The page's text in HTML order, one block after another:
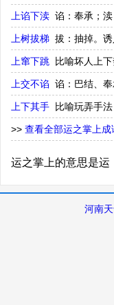
上谄下渎 谄：奉承；
上树拔梯 拔：抽掉。
上窜下跳 比喻坏人上下
上交不谄 谄：巴结、
上下其手 比喻玩弄手法
>> 查看全部运之掌上成
运之掌上的意思是运
河南